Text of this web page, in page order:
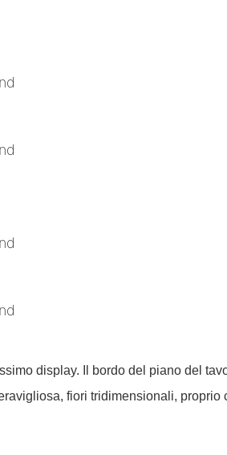
display. Il bordo del piano del
fiori tridimensionali,